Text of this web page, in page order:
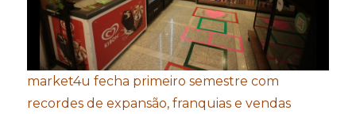
market4u fecha primeiro semestre com
recordes de expansão, franquias e vendas